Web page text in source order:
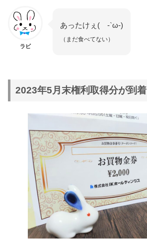
ラビ
あったけぇ( -`ω-)
（まだ食べてない）
2023年5月末権利取得分が到着